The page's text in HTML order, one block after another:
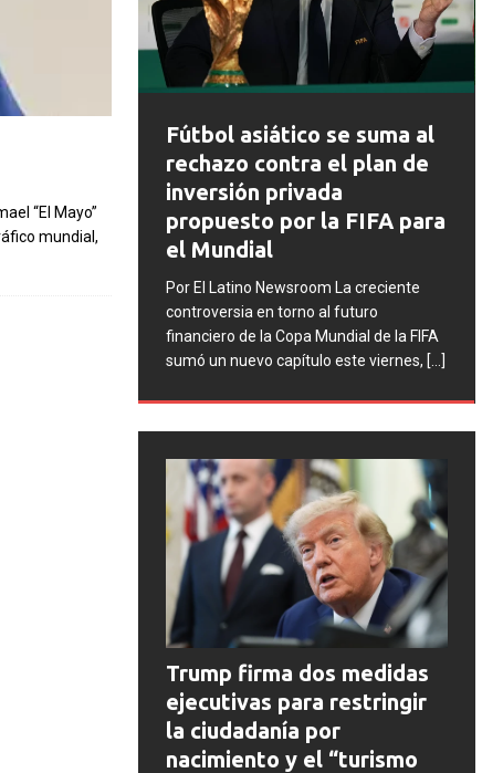
“El Mayo”
mundial,
Fútbol asiático se suma al
rechazo contra el plan de
inversión privada
propuesto por la FIFA para
el Mundial
Por El Latino Newsroom La creciente
controversia en torno al futuro
financiero de la Copa Mundial de la FIFA
sumó un nuevo capítulo este viernes,[...]
FIFA abre
incidentes
Mundial
Por El Latino
contra la
Argentino
Trump firma dos medidas
ejecutivas para restringir
la ciudadanía por
nacimiento y el “turismo